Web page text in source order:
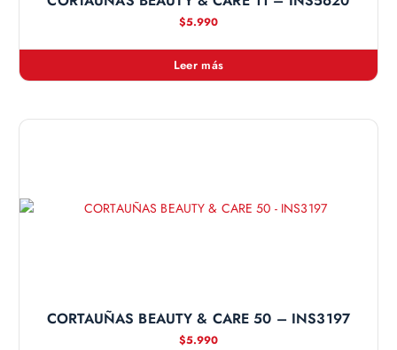
$5.990
Leer más
CORTAUÑAS BEAUTY & CARE 50 – INS3197
$5.990